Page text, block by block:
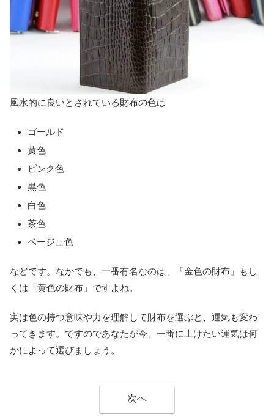
風水的に良いとされている財布の色は
ゴールド
黄色
ピンク色
黒色
白色
茶色
ベージュ色
などです。なかでも、一番有名なのは、「金色の財布」もし
くは「黄色の財布」ですよね。
実は色の持つ意味や力を理解して財布を選ぶと、運気も変わ
ってきます。ですのであなたが今、一番に上げたい運気は何
かによって選びましょう。
次へ